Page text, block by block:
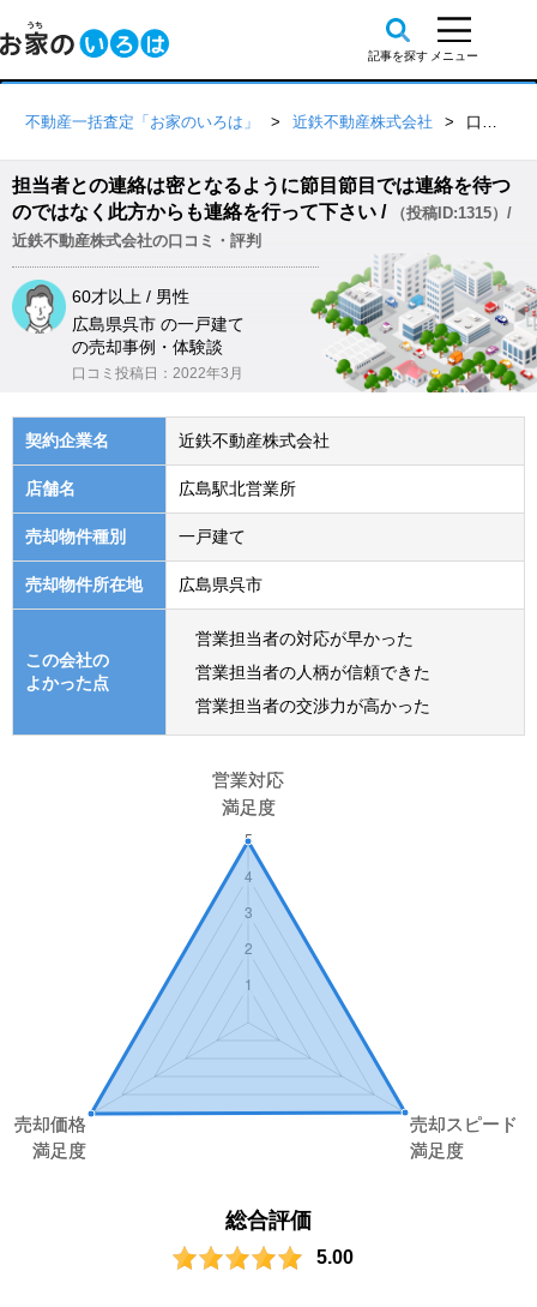
不動産一括査定「お家のいろは」 近鉄不動産株式会社 口コミ詳細
担当者との連絡は密となるように節目節目では連絡を待つ
のではなく此方からも連絡を行って下さい /
（投稿ID:1315）/
近鉄不動産株式会社の口コミ・評判
60才以上 / 男性
広島県呉市 の一戸建て
の売却事例・体験談
口コミ投稿日：2022年3月
契約企業名 近鉄不動産株式会社
店舗名 広島駅北営業所
売却物件種別 一戸建て
売却物件所在地 広島県呉市
この会社の
よかった点
営業担当者の対応が早かった
営業担当者の人柄が信頼できた
営業担当者の交渉力が高かった
総合評価
5.00